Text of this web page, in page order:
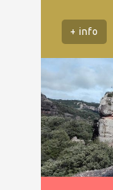
+ info